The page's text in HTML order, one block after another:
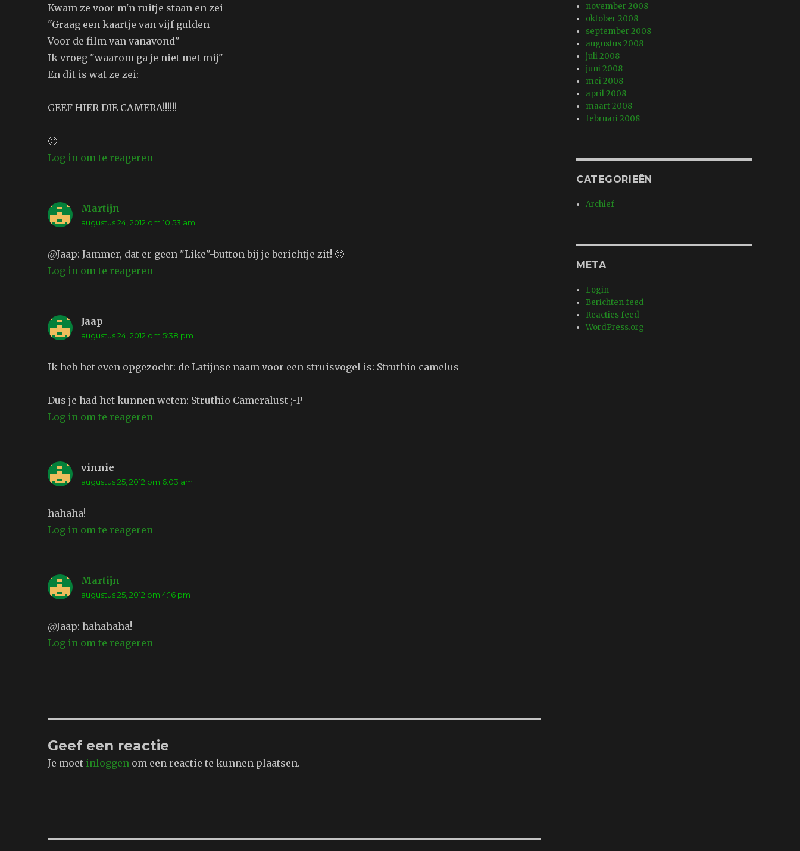
Kwam ze voor m'n ruitje staan en zei
"Graag een kaartje van vijf gulden
Voor de film van vanavond"
Ik vroeg "waarom ga je niet met mij"
En dit is wat ze zei:
GEEF HIER DIE CAMERA!!!!!!
🙂
Log in om te reageren
Martijn
augustus 24, 2012 om 10:53 am
@Jaap: Jammer, dat er geen "Like"-button bij je berichtje zit! 🙂
Log in om te reageren
Jaap
augustus 24, 2012 om 5:38 pm
Ik heb het even opgezocht: de Latijnse naam voor een struisvogel is: Struthio camelus
Dus je had het kunnen weten: Struthio Cameralust ;-P
Log in om te reageren
vinnie
augustus 25, 2012 om 6:03 am
hahaha!
Log in om te reageren
Martijn
augustus 25, 2012 om 4:16 pm
@Jaap: hahahaha!
Log in om te reageren
Geef een reactie
Je moet inloggen om een reactie te kunnen plaatsen.
november 2008
oktober 2008
september 2008
augustus 2008
juli 2008
juni 2008
mei 2008
april 2008
maart 2008
februari 2008
CATEGORIEËN
Archief
META
Login
Berichten feed
Reacties feed
WordPress.org